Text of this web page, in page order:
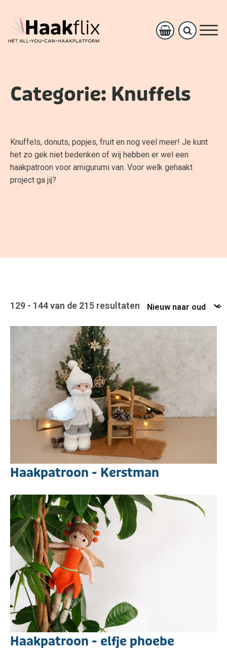
Categorie: Knuffels
Knuffels, donuts, popjes, fruit en nog veel meer! Je kunt
het zo gek niet bedenken of wij hebben er wel een
haakpatroon voor amigurumi van. Voor welk gehaakt
project ga jij?
129 - 144 van de 215 resultaten Nieuw naar oud
Haakpatroon - Kerstman
Haakpatroon - elfje phoebe